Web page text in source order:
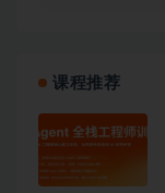
课程推荐